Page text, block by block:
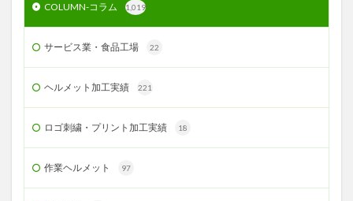
COLUMN-コラム 1,019
サービス業・食品工場 22
ヘルメット加工実績 221
ロゴ刺繍・プリント加工実績 18
作業ヘルメット 97